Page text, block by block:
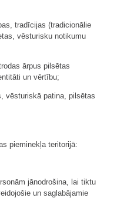
tradīcijas (tradicionālie
vēsturisku notikumu
ārpus pilsētas
un vērtību;
vēsturiskā patina, pilsētas
pieminekļa teritorijā:
jānodrošina, lai tiktu
un saglabājamie